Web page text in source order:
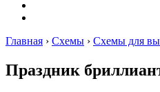
Главная › Схемы › Схемы для
Праздник